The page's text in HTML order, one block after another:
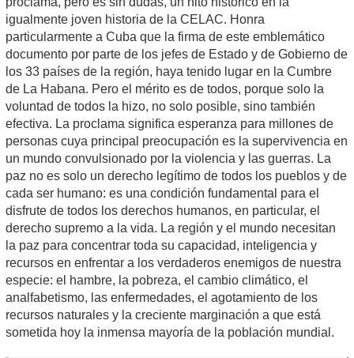
igualmente joven historia de la CELAC. Honra
particularmente a Cuba que la firma de este emblemático
documento por parte de los jefes de Estado y de Gobierno de
los 33 países de la región, haya tenido lugar en la Cumbre
de La Habana. Pero el mérito es de todos, porque solo la
voluntad de todos la hizo, no solo posible, sino también
efectiva. La proclama significa esperanza para millones de
personas cuya principal preocupación es la supervivencia en
un mundo convulsionado por la violencia y las guerras. La
paz no es solo un derecho legítimo de todos los pueblos y de
cada ser humano: es una condición fundamental para el
disfrute de todos los derechos humanos, en particular, el
derecho supremo a la vida. La región y el mundo necesitan
la paz para concentrar toda su capacidad, inteligencia y
recursos en enfrentar a los verdaderos enemigos de nuestra
especie: el hambre, la pobreza, el cambio climático, el
analfabetismo, las enfermedades, el agotamiento de los
recursos naturales y la creciente marginación a que está
sometida hoy la inmensa mayoría de la población mundial.